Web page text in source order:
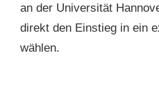
an der Universität
direkt den Einstieg in ein
wählen.